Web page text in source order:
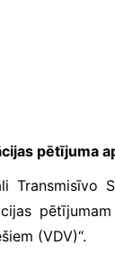
pētījuma
Transmisīvo
pētījumam
(VDV)“.